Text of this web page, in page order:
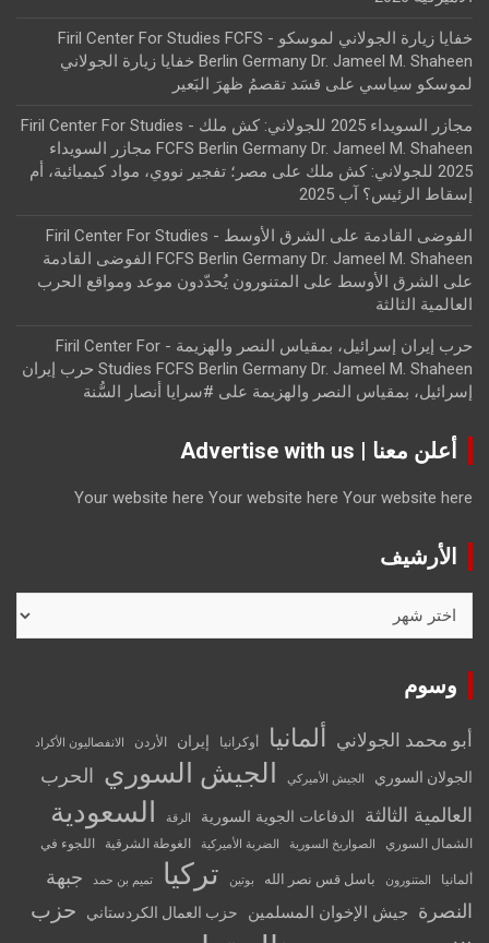
خفايا زيارة الجولاني لموسكو - Firil Center For Studies FCFS
Berlin Germany Dr. Jameel M. Shaheen خفايا زيارة الجولاني
لموسكو سياسي على قسَد تقصمُ ظهرَ البَعير
مجازر السويداء 2025 للجولاني: كش ملك - Firil Center For Studies
FCFS Berlin Germany Dr. Jameel M. Shaheen مجازر السويداء
2025 للجولاني: كش ملك
على مصر؛ تفجير نووي، مواد كيميائية، أم
إسقاط الرئيس؟ آب 2025
الفوضى القادمة على الشرق الأوسط - Firil Center For Studies
FCFS Berlin Germany Dr. Jameel M. Shaheen الفوضى القادمة
على الشرق الأوسط على
المتنورون يُحدّدون موعد ومواقع الحرب
العالمية الثالثة
حرب إيران إسرائيل، بمقياس النصر والهزيمة - Firil Center For
Studies FCFS Berlin Germany Dr. Jameel M. Shaheen حرب إيران
إسرائيل، بمقياس النصر والهزيمة على #سرايا أنصار السُّنة
أعلن معنا | Advertise with us
Your website here Your website here Your website here
الأرشيف
وسوم
أبو محمد الجولاني ألمانيا أوكرانيا إيران الأردن الانفصاليون الأكراد
الجولان السوري الجيش الأميركي الجيش السوري الحرب
العالمية الثالثة
الدفاعات الجوية السورية الرقة السعودية
الشمال السوري الصواريخ السورية الضربة الأميركية الغوطة الشرقية اللجوء في
ألمانيا المتنورون باسل قس نصر الله بوتين تركيا تميم بن حمد
جبهة
النصرة
جيش الإخوان المسلمين حزب العمال الكردستاني
حزب